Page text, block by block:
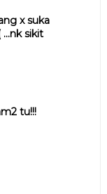
x suka
sikit
tu!!!